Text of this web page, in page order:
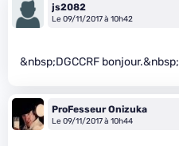
js2082
Le 09/11/2017 à 10h42
&nbsp;DGCCRF bonjour.&nbsp;
ProFesseur Onizuka
Le 09/11/2017 à 10h44